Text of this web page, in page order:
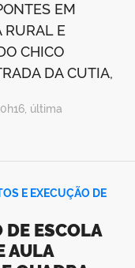
EM
RURAL E
CHICO
DA CUTIA,
última
E EXECUÇÃO DE
ESCOLA
AULA